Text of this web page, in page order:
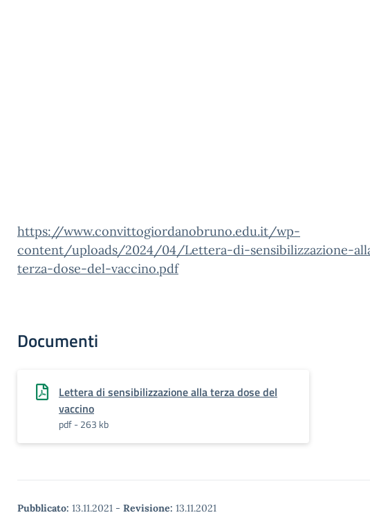
https://www.convittogiordanobruno.edu.it/wp-
content/uploads/2024/04/Lettera-di-sensibilizzazione-
terza-dose-del-vaccino.pdf
Documenti
Lettera di sensibilizzazione alla terza dose del
vaccino
pdf - 263 kb
Pubblicato: 13.11.2021 - Revisione: 13.11.2021